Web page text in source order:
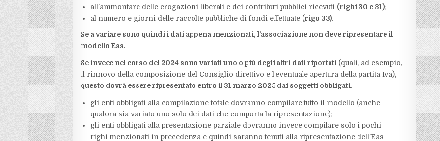
all’ammontare delle erogazioni liberali e dei contributi pubblici ricevuti (righi 30 e 31);
al numero e giorni delle raccolte pubbliche di fondi effettuate (rigo 33).
Se a variare sono quindi i dati appena menzionati, l’associazione non deve ripresentare il
modello Eas.
Se invece nel corso del 2024 sono variati uno o più degli altri dati riportati (quali, ad esempio,
il rinnovo della composizione del Consiglio direttivo e l’eventuale apertura della partita Iva),
questo dovrà essere ripresentato entro il 31 marzo 2025 dai soggetti obbligati:
gli enti obbligati alla compilazione totale dovranno compilare tutto il modello (anche
qualora sia variato uno solo dei dati che comporta la ripresentazione);
gli enti obbligati alla presentazione parziale dovranno invece compilare solo i pochi
righi menzionati in precedenza e quindi saranno tenuti alla ripresentazione dell’Eas